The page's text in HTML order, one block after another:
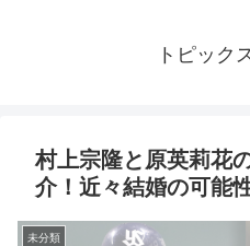
トピック
村上宗隆と原英莉花
介！近々結婚の可能
未分類